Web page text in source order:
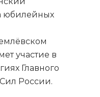
юбилейных
участие в
Главного
России.